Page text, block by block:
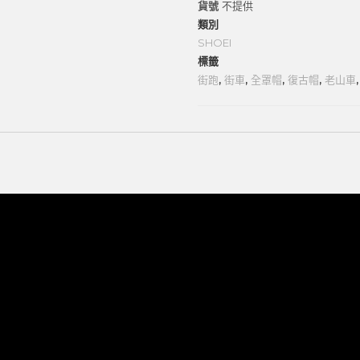
貨號不提供
類別
SHOEI
標籤
街跑,街車, 全罩帽,復古帽, 老山車,